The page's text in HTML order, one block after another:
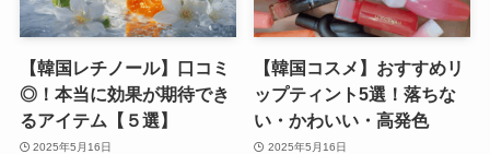
【韓国レチノール】口コミ
◎！本当に効果が期待でき
るアイテム【５選】
2025年5月16日
【韓国コスメ】おすすめリ
ップティント5選！落ちな
い・かわいい・高発色
2025年5月16日